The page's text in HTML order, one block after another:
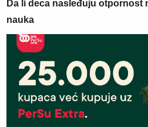
Da li deca nasleđuju otpornost
nauka